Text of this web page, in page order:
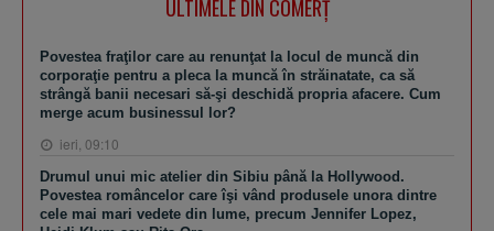
ULTIMELE DIN COMERȚ
Povestea fraţilor care au renunţat la locul de muncă din
corporaţie pentru a pleca la muncă în străinatate, ca să
strângă banii necesari să-şi deschidă propria afacere. Cum
merge acum businessul lor?
ieri, 09:10
Drumul unui mic atelier din Sibiu până la Hollywood.
Povestea româncelor care îşi vând produsele unora dintre
cele mai mari vedete din lume, precum Jennifer Lopez,